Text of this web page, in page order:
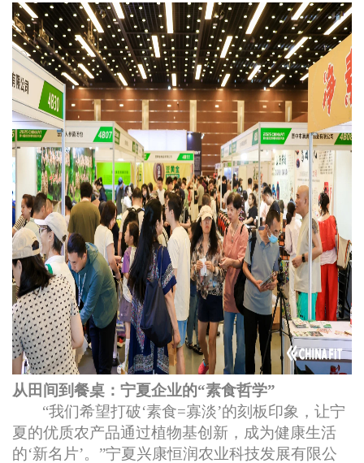
从田间到餐桌：宁夏企业的“素食哲学”
“我们希望打破‘素食=寡淡’的刻板印象，让宁
夏的优质农产品通过植物基创新，成为健康生活
的‘新名片’。”宁夏兴康恒润农业科技发展有限公